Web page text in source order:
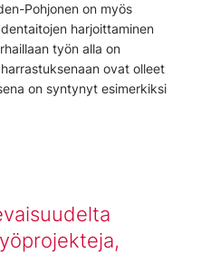
Pohjonen on myös
harjoittaminen
työn alla on
ovat olleet
on syntynyt esimerkiksi